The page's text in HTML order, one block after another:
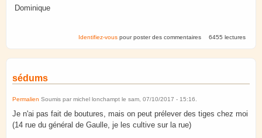
Dominique
Identifiez-vous pour poster des commentaires 6455 lectures
sédums
Permalien Soumis par michel lonchampt le sam, 07/10/2017 - 15:16
Je n'ai pas fait de boutures, mais on peut prélever des tiges chez moi
(14 rue du général de Gaulle, je les cultive sur la rue)